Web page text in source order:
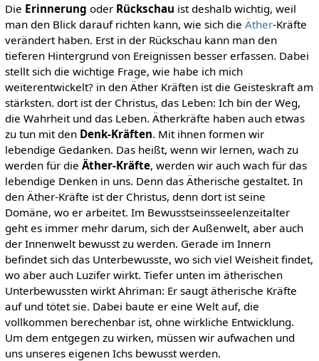
Die Erinnerung oder Rückschau ist deshalb wichtig, weil
man den Blick darauf richten kann, wie sich die Äther-Kräfte
verändert haben. Erst in der Rückschau kann man den
tieferen Hintergrund von Ereignissen besser erfassen. Dabei
stellt sich die wichtige Frage, wie habe ich mich
weiterentwickelt? in den Äther Kräften ist die Geisteskraft am
stärksten. dort ist der Christus, das Leben: Ich bin der Weg,
die Wahrheit und das Leben. Ätherkräfte haben auch etwas
zu tun mit den Denk-Kräften. Mit ihnen formen wir
lebendige Gedanken. Das heißt, wenn wir lernen, wach zu
werden für die Äther-Kräfte, werden wir auch wach für das
lebendige Denken in uns. Denn das Ätherische gestaltet. In
den Äther-Kräfte ist der Christus, denn dort ist seine
Domäne, wo er arbeitet. Im Bewusstseinsseelenzeitalter
geht es immer mehr darum, sich der Außenwelt, aber auch
der Innenwelt bewusst zu werden. Gerade im Innern
befindet sich das Unterbewusste, wo sich viel Weisheit findet,
wo aber auch Luzifer wirkt. Tiefer unten im ätherischen
Unterbewussten wirkt Ahriman: Er saugt ätherische Kräfte
auf und tötet sie. Dabei baute er eine Welt auf, die
vollkommen berechenbar ist, ohne wirkliche Entwicklung.
Um dem entgegen zu wirken, müssen wir aufwachen und
uns unseres eigenen Ichs bewusst werden.